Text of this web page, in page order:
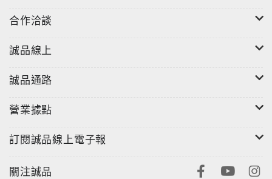
合作洽談
誠品線上
誠品通路
營業據點
訂閱誠品線上電子報
關注誠品